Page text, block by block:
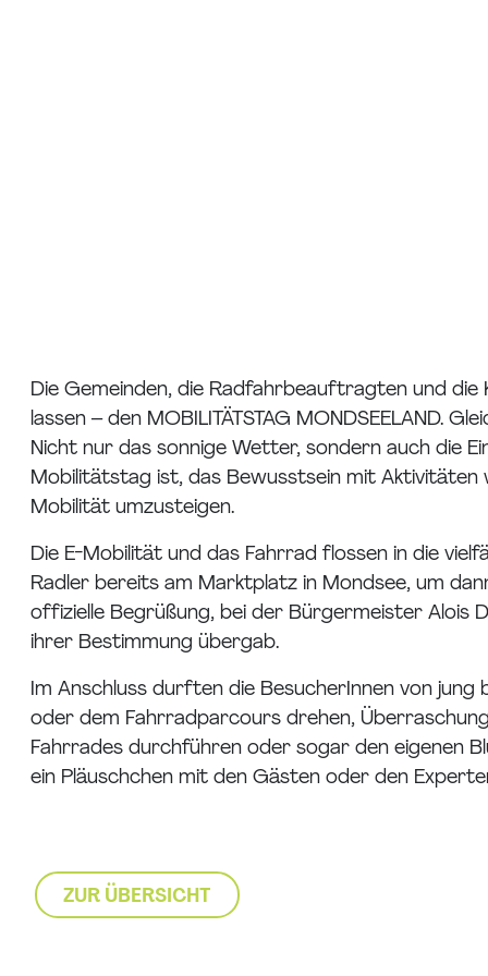
Die Gemeinden, die Radfahrbeauftragten und
lassen – den MOBILITÄTSTAG
Nicht nur das sonnige Wetter, sondern auch die
Mobilitätstag ist, das Bewusstsein mit Aktivitäten
Mobilität umzusteigen.
Die E-Mobilität und das Fahrrad flossen in die
Radler bereits am Marktplatz in Mondsee, um
offizielle Begrüßung, bei der Bürgermeister Alois
ihrer Bestimmung übergab.
Im Anschluss durften die BesucherInnen von
oder dem Fahrradparcours drehen,
Fahrrades durchführen oder sogar den eigenen
ein Pläuschchen mit den Gästen oder den
ZUR ÜBERSICHT